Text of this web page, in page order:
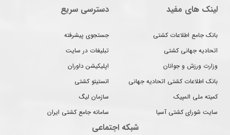
لینک های مفید
بانک جامع اطلاعات کشتی
اتحادیه جهانی کشتی
وزارت ورزش و جوانان
بانک اطلاعات کشتی اتحادیه جهانی
کمیته ملی المپیک
سایت شورای کشتی آسیا
دسترسی سریع
جستجوی پیشرفته
تبلیغات در سایت
اپلیکیشن داوران
انستیتو کشتی
سازمان لیگ
سامانه جامع کشتی ایران
شبکه اجتماعی